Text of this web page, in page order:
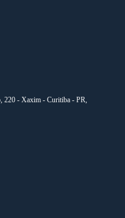
220 - Xaxim - Curitiba - PR,